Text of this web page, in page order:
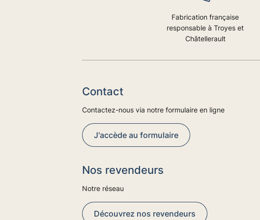
Fabrication française
responsable à Troyes et
Châtellerault
Contact
Contactez-nous via notre formulaire en ligne
J'accède au formulaire
Nos revendeurs
Notre réseau
Découvrez nos revendeurs